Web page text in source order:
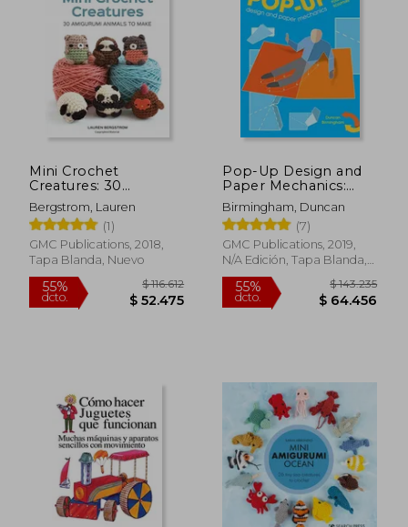
55%
dcto. $ 55.877
55%
dcto. $
Mini Crochet
Creatures: 30
Amigurumi Animals
to Make (en Inglés)
Bergstrom, Lauren
(1)
GMC Publications, 2018,
Tapa Blanda, Nuevo
Pop-Up Design and
Paper Mechanics:
How to Make Folding
Paper Sculpture (en
Inglés)
Birmingham, Duncan
(7)
GMC Publications, 2019,
N/A Edición, Tapa Blanda,
Nuevo